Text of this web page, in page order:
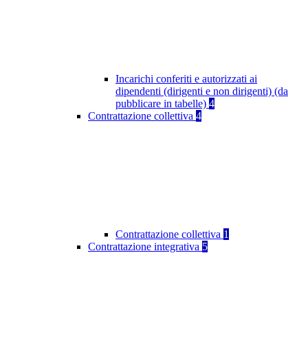
Incarichi conferiti e autorizzati ai
dipendenti (dirigenti e non dirigenti) (da
pubblicare in tabelle) 4
Contrattazione collettiva 4
Contrattazione collettiva 1
Contrattazione integrativa 5